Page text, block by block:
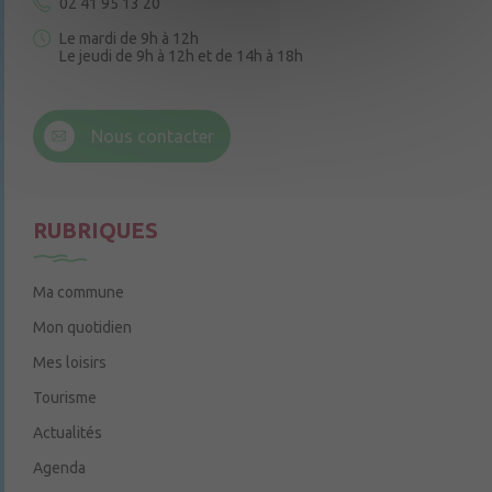
Le mardi de 9h à 12h
Le jeudi de 9h à 12h et de 14h à 18h
Nous contacter
RUBRIQUES
Ma commune
Mon quotidien
Mes loisirs
Tourisme
Actualités
Agenda